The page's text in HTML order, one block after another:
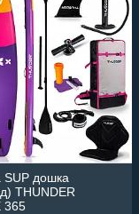
SUP дошка
THUNDER
365